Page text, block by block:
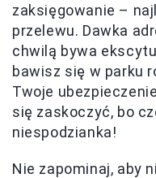
zaksięgowanie –
przelewu. Dawka
chwilą bywa
bawisz się w parku
Twoje
się zaskoczyć, bo
niespodzianka!
Nie zapominaj, aby